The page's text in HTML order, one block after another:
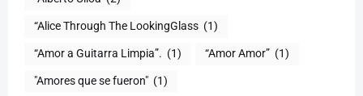
“Alice Through The LookingGlass (1)
“Amor a Guitarra Limpia”. (1) “Amor Amor” (1)
"Amores que se fueron" (1)